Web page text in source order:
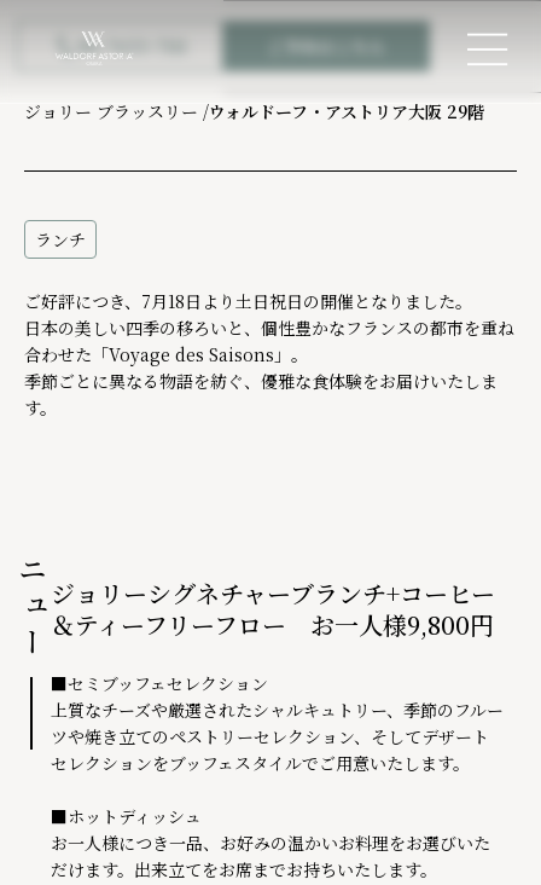

06-7655-7111
ジョリーシグネチャーブランチ
ジョリー ブラッスリー /ウォルドーフ・アストリア大阪 29階
ランチ
ご好評につき、7月18日より土日祝日の開催となりました。
日本の美しい四季の移ろいと、個性豊かなフランスの都市を重ね
合わせた「Voyage des Saisons」。
季節ごとに異なる物語を紡ぐ、優雅な食体験をお届けいたしま
す。
メニュージョリーシグネチャーブランチ+コーヒー
＆ティーフリーフロー お一人様9,800円
■セミブッフェセレクション
上質なチーズや厳選されたシャルキュトリー、季節のフルー
ツや焼き立てのペストリーセレクション、そしてデザート
セレクションをブッフェスタイルでご用意いたします。
■ホットディッシュ
お一人様につき一品、お好みの温かいお料理をお選びいた
だけます。出来立てをお席までお持ちいたします。